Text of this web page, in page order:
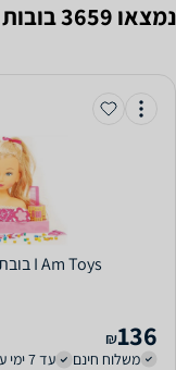
נמצאו 3659 בובות
I Am Toys בובת סלון היופי שלי
136
₪
משלוח חינם
עד 7 ימי עסקים